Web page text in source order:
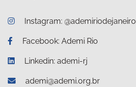
Instagram: @ademiriodejaneiro
Facebook: Ademi Rio
Linkedin: ademi-rj
ademi@ademi.org.br